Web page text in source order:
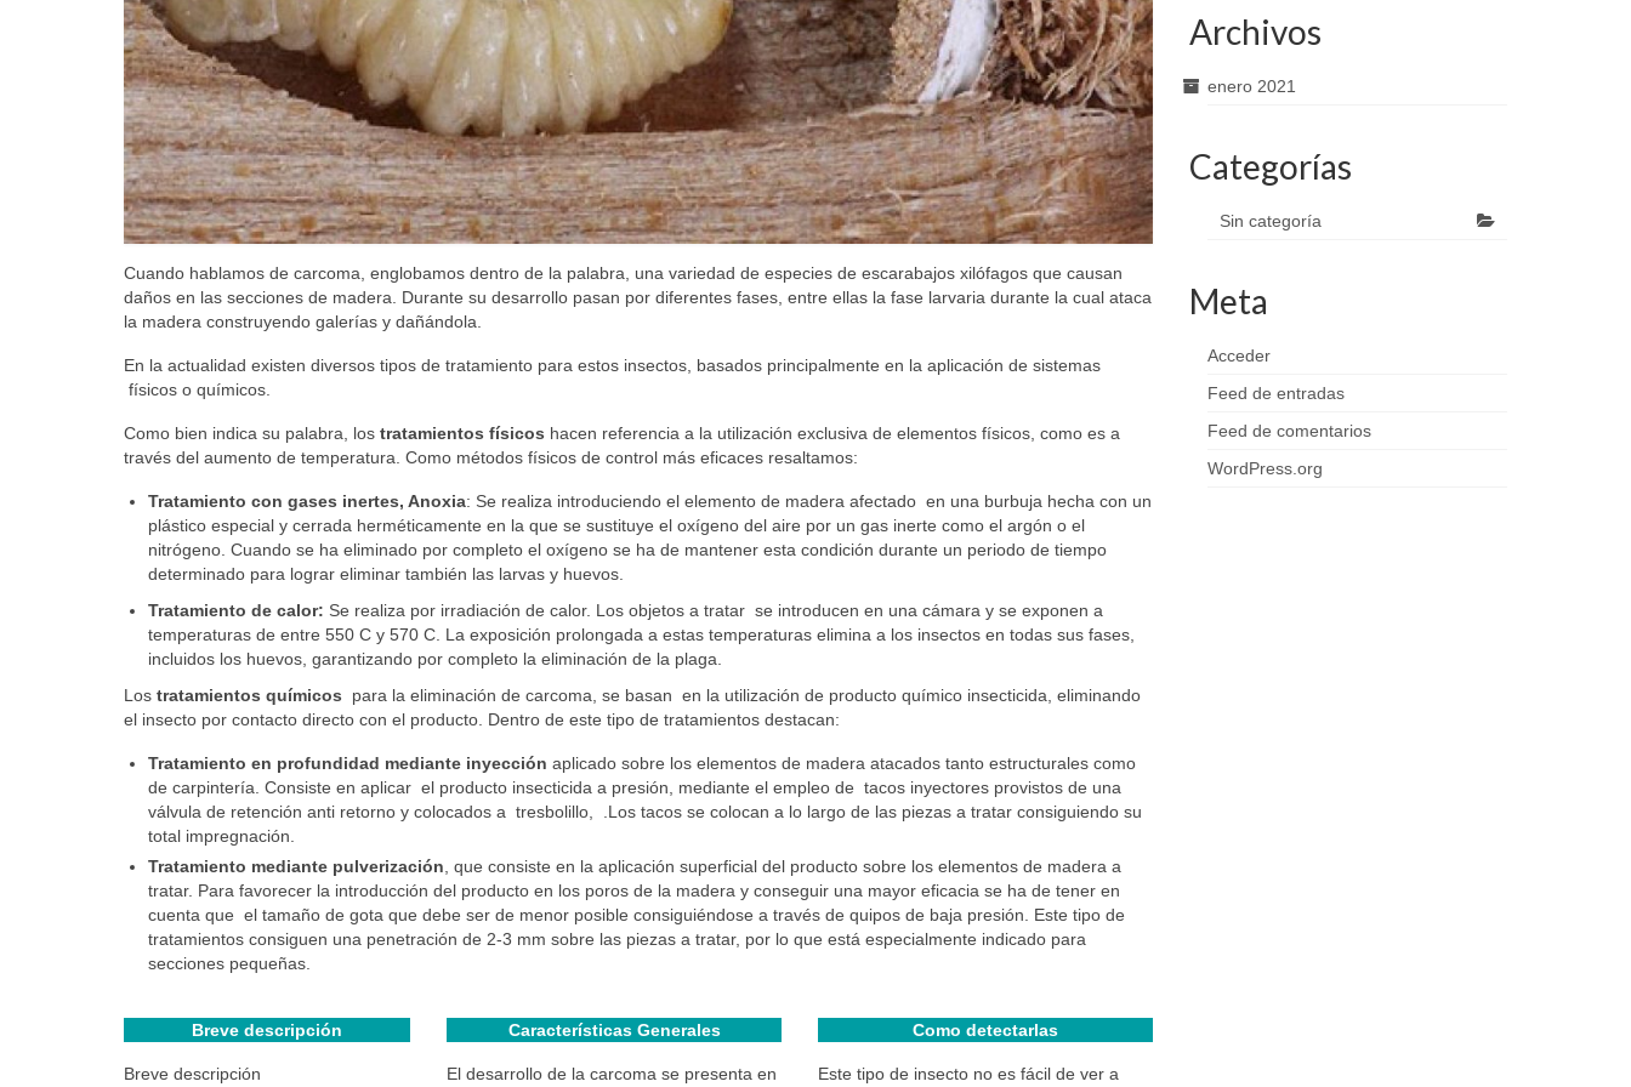
Cuando hablamos de carcoma, englobamos dentro de la palabra, una variedad de especies de escarabajos xilófagos que causan
daños en las secciones de madera. Durante su desarrollo pasan por diferentes fases, entre ellas la fase larvaria durante la cual ataca
la madera construyendo galerías y dañándola.
En la actualidad existen diversos tipos de tratamiento para estos insectos, basados principalmente en la aplicación de sistemas
físicos o químicos.
Como bien indica su palabra, los tratamientos físicos hacen referencia a la utilización exclusiva de elementos físicos, como es a
través del aumento de temperatura. Como métodos físicos de control más eficaces resaltamos:
Tratamiento con gases inertes, Anoxia: Se realiza introduciendo el elemento de madera afectado en una burbuja hecha con un
plástico especial y cerrada herméticamente en la que se sustituye el oxígeno del aire por un gas inerte como el argón o el
nitrógeno. Cuando se ha eliminado por completo el oxígeno se ha de mantener esta condición durante un periodo de tiempo
determinado para lograr eliminar también las larvas y huevos.
Tratamiento de calor: Se realiza por irradiación de calor. Los objetos a tratar se introducen en una cámara y se exponen a
temperaturas de entre 550 C y 570 C. La exposición prolongada a estas temperaturas elimina a los insectos en todas sus fases,
incluidos los huevos, garantizando por completo la eliminación de la plaga.
Los tratamientos químicos para la eliminación de carcoma, se basan en la utilización de producto químico insecticida, eliminando
el insecto por contacto directo con el producto. Dentro de este tipo de tratamientos destacan:
Tratamiento en profundidad mediante inyección aplicado sobre los elementos de madera atacados tanto estructurales como
de carpintería. Consiste en aplicar el producto insecticida a presión, mediante el empleo de tacos inyectores provistos de una
válvula de retención anti retorno y colocados a tresbolillo, .Los tacos se colocan a lo largo de las piezas a tratar consiguiendo su
total impregnación.
Tratamiento mediante pulverización , que consiste en la aplicación superficial del producto sobre los elementos de madera a
tratar. Para favorecer la introducción del producto en los poros de la madera y conseguir una mayor eficacia se ha de tener en
cuenta que el tamaño de gota que debe ser de menor posible consiguiéndose a través de quipos de baja presión. Este tipo de
tratamientos consiguen una penetración de 2-3 mm sobre las piezas a tratar, por lo que está especialmente indicado para
secciones pequeñas.
Breve descripción
Breve descripción
Características Generales
El desarrollo de la carcoma se presenta en
Como detectarlas
Este tipo de insecto no es fácil de ver a
Archivos
enero 2021
Categorías
Sin categoría
Meta
Acceder
Feed de entradas
Feed de comentarios
WordPress.org